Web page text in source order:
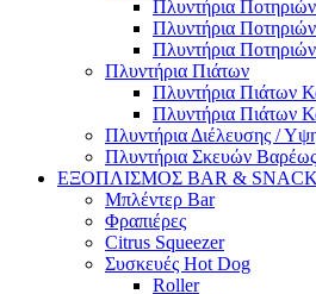
Πλυντήρια
Πλυντήρια
Πλυντήρια
Πλυντήρια Πιάτων
Πλυντήρια Πιάτων
Πλυντήρια Πιάτων
Πλυντήρια Διέλευσης /
Πλυντήρια Σκευών
ΕΞΟΠΛΙΣΜΟΣ BAR & SNACK
Μπλέντερ Bar
Φραπιέρες
Citrus Squeezer
Συσκευές Hot Dog
Roller